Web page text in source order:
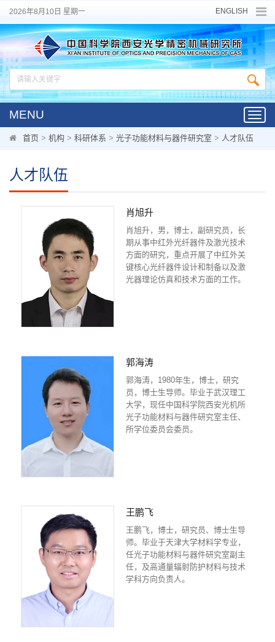
2026年8月10日 星期一 ENGLISH
MENU
首页 > 机构 > 科研体系 > 光子功能材料与器件研究室 > 人才队伍
人才队伍
肖旭升
肖旭升，男，博士，副研究员，长
期从事中红外光纤器件及激光技术
方面的研究，重点开展了中红外关
键核心光纤器件设计和制备以及激
光器理论仿真和技术方面的工作。
郭海涛
郭海涛，1980年生，博士，研究
员，博士生导师。毕业于武汉理工
大学，现任中国科学院西安光机所
光子功能材料与器件研究室主任、
所学位委员会委员。
王鹏飞
王鹏飞，博士，研究员、博士生导
师。毕业于天津大学材料学专业，
任光子功能材料与器件研究室副主
任，及高通量辐射防护材料与技术
学科方向负责人。